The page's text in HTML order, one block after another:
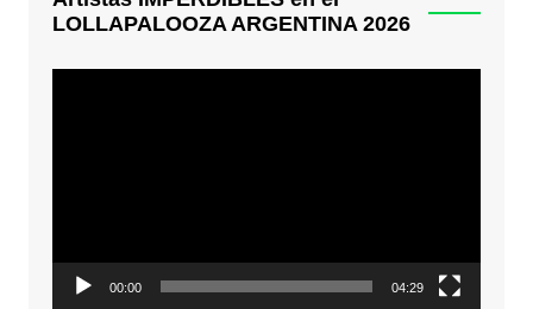
LOLLAPALOOZA ARGENTINA 2026
00:00 04:29